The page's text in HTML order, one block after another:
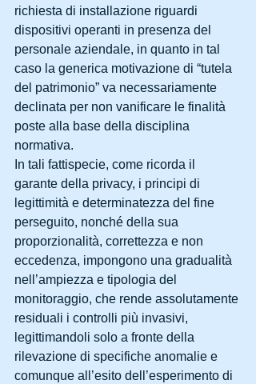
richiesta di installazione riguardi
dispositivi operanti in presenza del
personale aziendale, in quanto in tal
caso la generica motivazione di “tutela
del patrimonio” va necessariamente
declinata per non vanificare le finalità
poste alla base della disciplina
normativa.
In tali fattispecie, come ricorda il
garante della privacy, i principi di
legittimità e determinatezza del fine
perseguito, nonché della sua
proporzionalità, correttezza e non
eccedenza, impongono una gradualità
nell’ampiezza e tipologia del
monitoraggio, che rende assolutamente
residuali i controlli più invasivi,
legittimandoli solo a fronte della
rilevazione di specifiche anomalie e
comunque all’esito dell’esperimento di